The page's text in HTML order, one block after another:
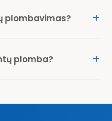
plombavimas?
plomba?